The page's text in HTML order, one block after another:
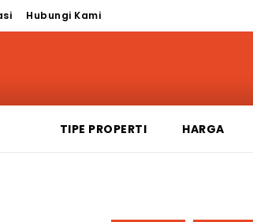
Hubungi Kami
TIPE PROPERTI HARGA